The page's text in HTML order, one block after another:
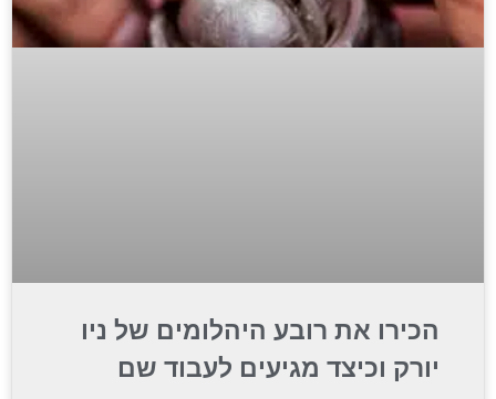
הכירו את רובע היהלומים של ניו
יורק וכיצד מגיעים לעבוד שם